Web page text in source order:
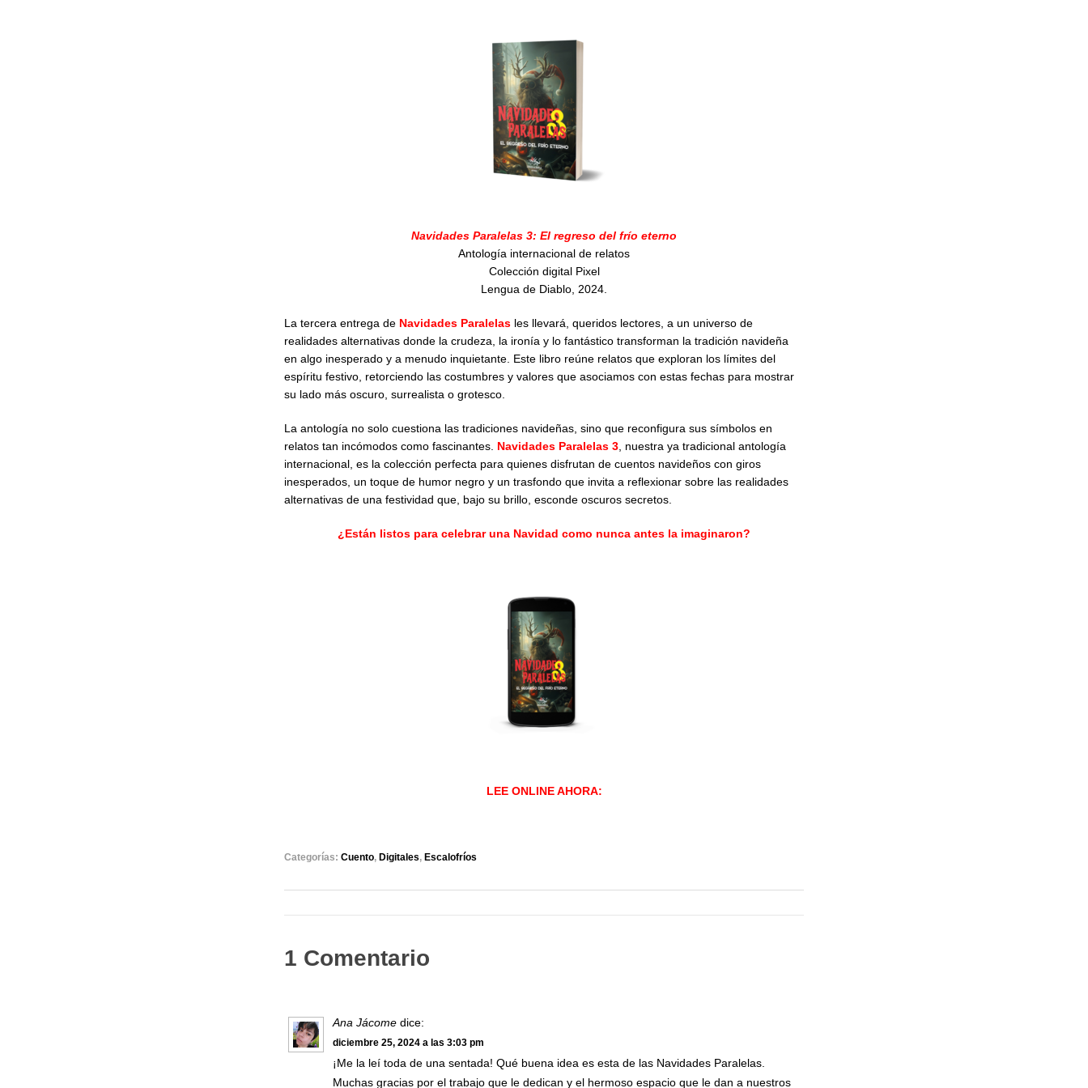
Navidades Paralelas 3: El regreso del frío eterno
Antología internacional de relatos
Colección digital Pixel
Lengua de Diablo, 2024.
La tercera entrega de Navidades Paralelas les llevará, queridos lectores, a un universo de
realidades alternativas donde la crudeza, la ironía y lo fantástico transforman la tradición navideña
en algo inesperado y a menudo inquietante. Este libro reúne relatos que exploran los límites del
espíritu festivo, retorciendo las costumbres y valores que asociamos con estas fechas para mostrar
su lado más oscuro, surrealista o grotesco.
La antología no solo cuestiona las tradiciones navideñas, sino que reconfigura sus símbolos en
relatos tan incómodos como fascinantes. Navidades Paralelas 3, nuestra ya tradicional antología
internacional, es la colección perfecta para quienes disfrutan de cuentos navideños con giros
inesperados, un toque de humor negro y un trasfondo que invita a reflexionar sobre las realidades
alternativas de una festividad que, bajo su brillo, esconde oscuros secretos.
¿Están listos para celebrar una Navidad como nunca antes la imaginaron?
LEE ONLINE AHORA:
Categorías: Cuento, Digitales, Escalofríos
1 Comentario
Ana Jácome dice:
diciembre 25, 2024 a las 3:03 pm
¡Me la leí toda de una sentada! Qué buena idea es esta de las Navidades Paralelas.
Muchas gracias por el trabajo que le dedican y el hermoso espacio que le dan a nuestros